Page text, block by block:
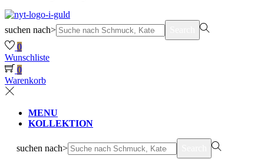
suchen nach>
0
Wunschliste
0
Warenkorb
MENU
KOLLEKTION
suchen nach>